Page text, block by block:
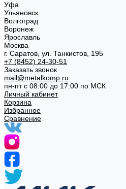
Уфа
Ульяновск
Волгоград
Воронеж
Ярославль
Москва
г. Саратов, ул. Танкистов, 195
+7 (8452) 24-30-51
Заказать звонок
mail@metalkomp.ru
пн-пт с 08:00 до 17:00 по МСК
Личный кабинет
Корзина
Избранное
Сравнение